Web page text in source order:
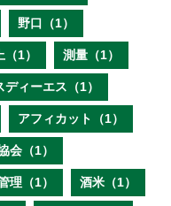
野口（1）
（1） 測量（1）
ディーエス（1）
アフィカット（1）
会（1）
理（1） 酒米（1）